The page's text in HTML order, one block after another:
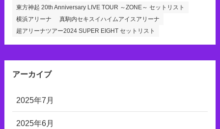
東方神起 20th Anniversary LIVE TOUR ～ZONE～ セットリスト
横浜アリーナ
真駒内セキスイハイムアイスアリーナ
超アリーナツアー2024 SUPER EIGHT セットリスト
アーカイブ
2025年7月
2025年6月